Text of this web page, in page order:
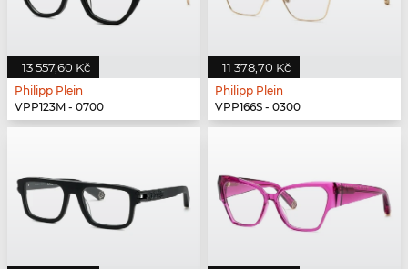
13 557,60 Kč
Philipp Plein
VPP123M - 0700
11 378,70 Kč
Philipp Plein
VPP166S - 0300